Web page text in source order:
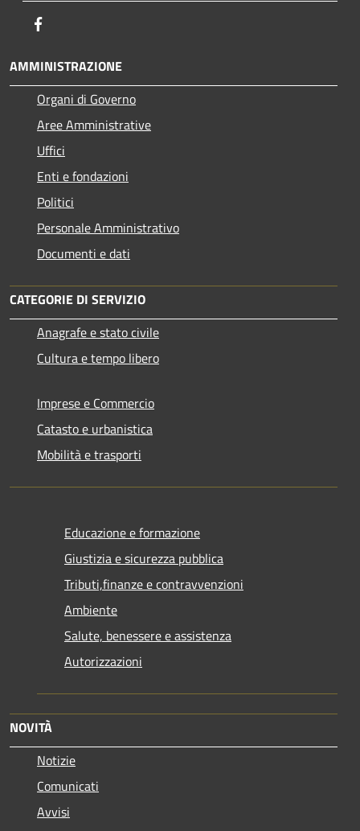
AMMINISTRAZIONE
Organi di Governo
Aree Amministrative
Uffici
Enti e fondazioni
Politici
Personale Amministrativo
Documenti e dati
CATEGORIE DI SERVIZIO
Anagrafe e stato civile
Cultura e tempo libero
Imprese e Commercio
Catasto e urbanistica
Mobilità e trasporti
Educazione e formazione
Giustizia e sicurezza pubblica
Tributi,finanze e contravvenzioni
Ambiente
Salute, benessere e assistenza
Autorizzazioni
NOVITÀ
Notizie
Comunicati
Avvisi